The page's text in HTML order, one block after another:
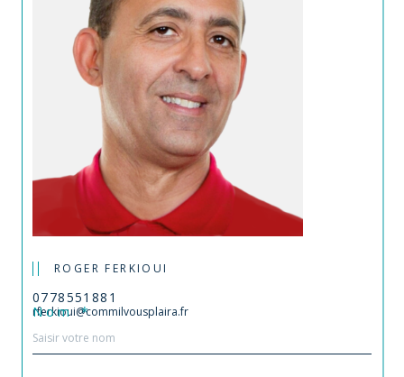
ROGER FERKIOUI
0778551881
rferkioui@commilvousplaira.fr
Nom *